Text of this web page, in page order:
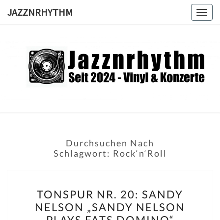
JAZZNRHYTHM
Seit
2024 –
Durchsuchen Nach
Schlagwort: Rock‘n‘Roll
NR.
20:
TONSPUR NR. 20: SANDY
NELSON „SANDY NELSON